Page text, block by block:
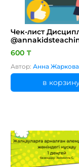
Чек-лист
600 ₸
Автор: Анна Жаркова
в